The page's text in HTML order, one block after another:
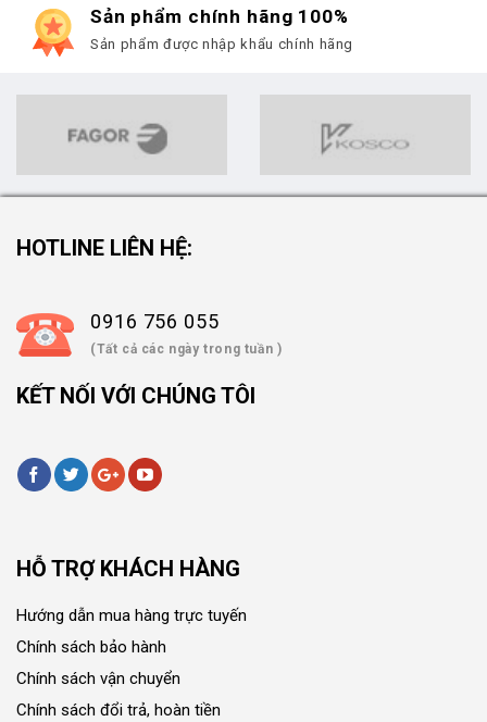
Sản phẩm chính hãng 100%
Sản phẩm được nhập khẩu chính hãng
HOTLINE LIÊN HỆ:
0916 756 055
(Tất cả các ngày trong tuần )
KẾT NỐI VỚI CHÚNG TÔI
HỖ TRỢ KHÁCH HÀNG
Hướng dẫn mua hàng trực tuyến
Chính sách bảo hành
Chính sách vận chuyển
Chính sách đổi trả, hoàn tiền